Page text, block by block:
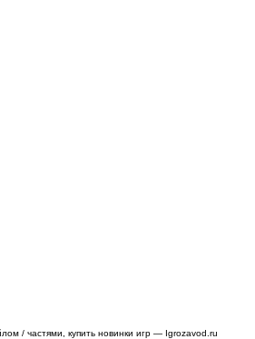
/ частями, купить новинки игр — Igrozavod.ru